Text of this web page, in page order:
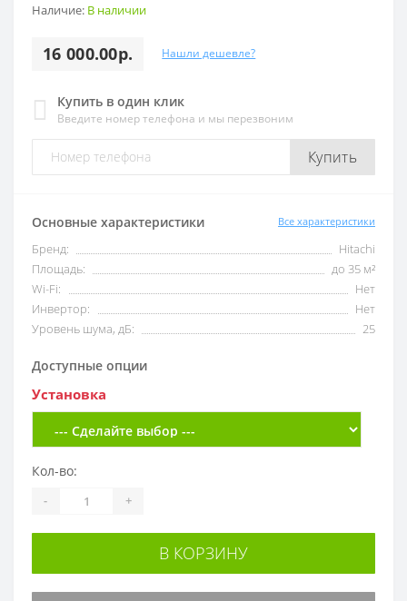
Наличие: В наличии
16 000.00р. Нашли дешевле?
Купить в один клик
Введите номер телефона и мы перезвоним
Купить
Основные характеристики Все характеристики
Бренд:
Hitachi
Площадь:
до 35 м²
Wi-Fi:
Нет
Инвертор:
Нет
Уровень шума, дБ:
25
Доступные опции
Установка
Кол-во:
- +
В КОРЗИНУ